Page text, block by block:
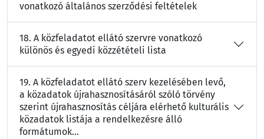
vonatkozó általános szerződési feltételek
18. A közfeladatot ellátó szervre vonatkozó
különös és egyedi közzétételi lista
19. A közfeladatot ellátó szerv kezelésében levő,
a közadatok újrahasznosításáról szóló törvény
szerint újrahasznosítás céljára elérhető kulturális
közadatok listája a rendelkezésre álló
formátumok...